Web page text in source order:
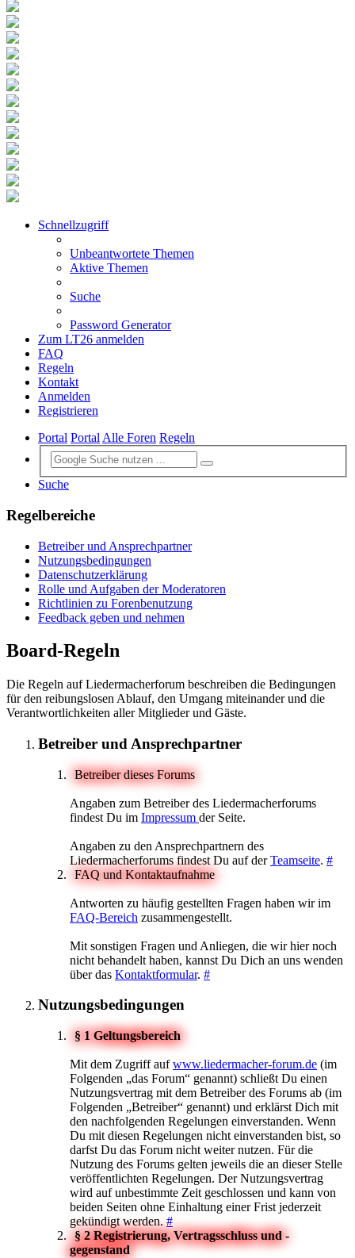
Schnellzugriff
Unbeantwortete Themen
Aktive Themen
Suche
Password Generator
Zum LT26 anmelden
FAQ
Regeln
Kontakt
Anmelden
Registrieren
Portal PortalAlle Foren Regeln
Suche
Regelbereiche
Betreiber und Ansprechpartner
Nutzungsbedingungen
Datenschutzerklärung
Rolle und Aufgaben der Moderatoren
Richtlinien zu Forenbenutzung
Feedback geben und nehmen
Board-Regeln
Die Regeln auf Liedermacherforum beschreiben die Bedingungen
für den reibungslosen Ablauf, den Umgang miteinander und die
Verantwortlichkeiten aller Mitglieder und Gäste.
Betreiber und Ansprechpartner
Betreiber dieses Forums
Angaben zum Betreiber des Liedermacherforums
findest Du im Impressum der Seite.
Angaben zu den Ansprechpartnern des
Liedermacherforums findest Du auf derTeamseite. #
FAQ und Kontaktaufnahme
Antworten zu häufig gestellten Fragen haben wir im
FAQ-Bereich zusammengestellt.
Mit sonstigen Fragen und Anliegen, die wir hier noch
nicht behandelt haben, kannst Du Dich an uns wenden
über das Kontaktformular. #
Nutzungsbedingungen
§ 1 Geltungsbereich
Mit dem Zugriff aufwww.liedermacher-forum.de (im
Folgenden „das Forum“ genannt) schließt Du einen
Nutzungsvertrag mit dem Betreiber des Forums ab (im
Folgenden „Betreiber“ genannt) und erklärst Dich mit
den nachfolgenden Regelungen einverstanden. Wenn
Du mit diesen Regelungen nicht einverstanden bist, so
darfst Du das Forum nicht weiter nutzen. Für die
Nutzung des Forums gelten jeweils die an dieser Stelle
veröffentlichten Regelungen. Der Nutzungsvertrag
wird auf unbestimmte Zeit geschlossen und kann von
beiden Seiten ohne Einhaltung einer Frist jederzeit
gekündigt werden.#
§ 2 Registrierung, Vertragsschluss und -
gegenstand